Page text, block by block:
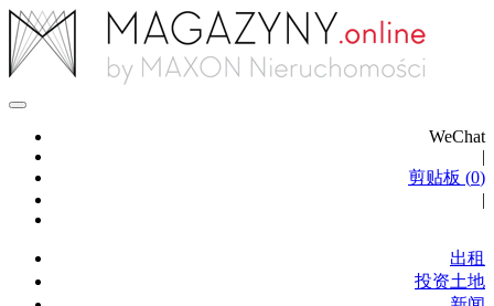
WeChat
|
剪贴板 (0)
|
出租
投资土地